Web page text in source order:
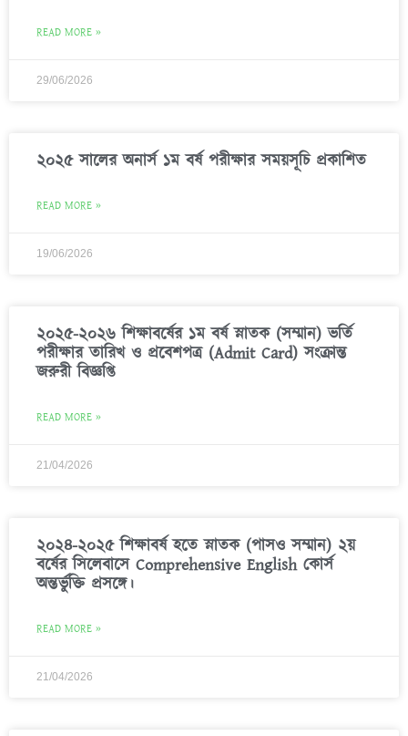
READ MORE »
29/06/2026
২০২৫ সালের অনার্স ১ম বর্ষ পরীক্ষার সময়সূচি প্রকাশিত
READ MORE »
19/06/2026
২০২৫-২০২৬ শিক্ষাবর্ষের ১ম বর্ষ স্নাতক (সম্মান) ভর্তি
পরীক্ষার তারিখ ও প্রবেশপত্র (Admit Card) সংক্রান্ত
জরুরী বিজ্ঞপ্তি
READ MORE »
21/04/2026
২০২৪-২০২৫ শিক্ষাবর্ষ হতে স্নাতক (পাসও সম্মান) ২য়
বর্ষের সিলেবাসে Comprehensive English কোর্স
অন্তর্ভুক্তি প্রসঙ্গে।
READ MORE »
21/04/2026